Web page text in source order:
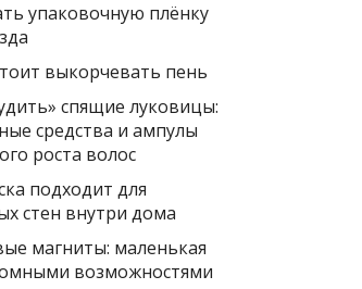
упаковочную плёнку
выкорчевать пень
спящие луковицы:
средства и ампулы
роста волос
подходит для
стен внутри дома
магниты: маленькая
возможностями